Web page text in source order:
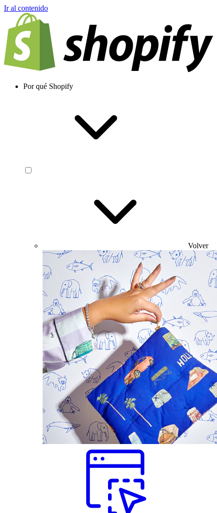
Ir al contenido
Por qué Shopify
Volver